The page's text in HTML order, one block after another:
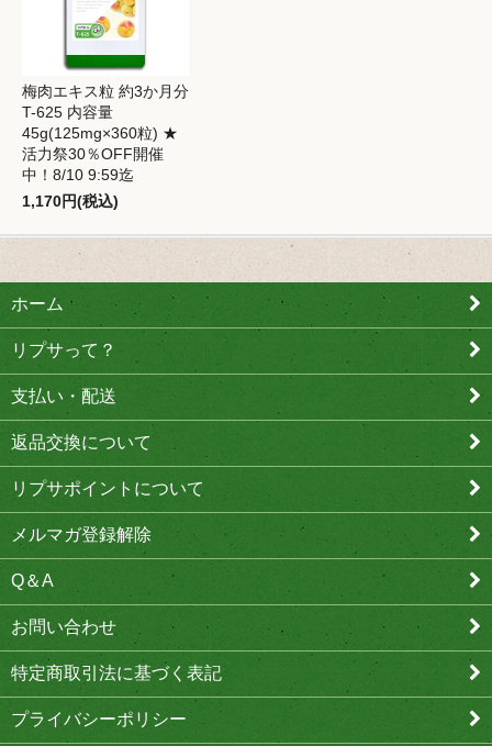
梅肉エキス粒 約3か月分
T-625 内容量
45g(125mg×360粒) ★
活力祭30％OFF開催
中！8/10 9:59迄
1,170円(税込)
ホーム
リプサって？
支払い・配送
返品交換について
リプサポイントについて
メルマガ登録解除
Q＆A
お問い合わせ
特定商取引法に基づく表記
プライバシーポリシー